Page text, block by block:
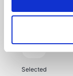
Samsung
Selected